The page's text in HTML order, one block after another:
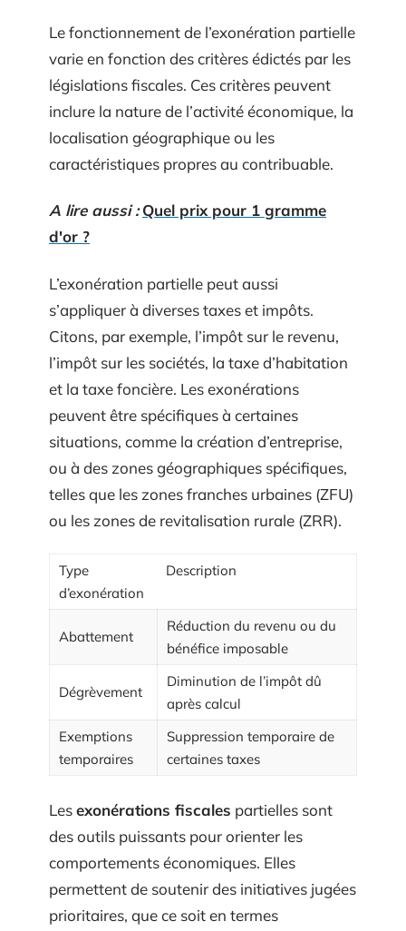
Le fonctionnement de l’exonération partielle
varie en fonction des critères édictés par les
législations fiscales. Ces critères peuvent
inclure la nature de l’activité économique, la
localisation géographique ou les
caractéristiques propres au contribuable.
A lire aussi : Quel prix pour 1 gramme
d'or ?
L’exonération partielle peut aussi
s’appliquer à diverses taxes et impôts.
Citons, par exemple, l’impôt sur le revenu,
l’impôt sur les sociétés, la taxe d’habitation
et la taxe foncière. Les exonérations
peuvent être spécifiques à certaines
situations, comme la création d’entreprise,
ou à des zones géographiques spécifiques,
telles que les zones franches urbaines (ZFU)
ou les zones de revitalisation rurale (ZRR).
Type
d’exonération
Description
Abattement
Réduction du revenu ou du
bénéfice imposable
Dégrèvement
Diminution de l’impôt dû
après calcul
Exemptions
temporaires
Suppression temporaire de
certaines taxes
Lesexonérations fiscales partielles sont
des outils puissants pour orienter les
comportements économiques. Elles
permettent de soutenir des initiatives jugées
prioritaires, que ce soit en termes